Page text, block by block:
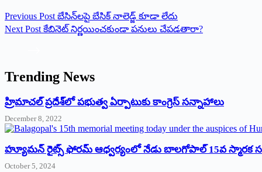
Previous Post బేసిన్‌లపై బేసిక్‌ నాలెడ్జ్‌ కూడా లేదు
Next Post కేబినెట్‌ నిర్ణయించకుండా పనులు చేపడతారా?
Trending News
‌హ్రిమాచల్‌ ‌ప్రదేశ్‌లో పభుత్వ ఏర్పాటుకు కాంగ్రెస్‌ ‌సన్నాహాలు
December 8, 2022
హ్యూమన్‌ రైట్స్‌ ఫోరమ్‌ ఆధ్వర్యంలో నేడు బాలగోపాల్‌ 15వ స్మారక
October 5, 2024